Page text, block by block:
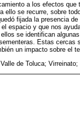
a los efectos
ello se recurre, sobre
fijada la presencia
espacio y que nos
se identifican
Estas cercas
un impacto sobre el
de Toluca;